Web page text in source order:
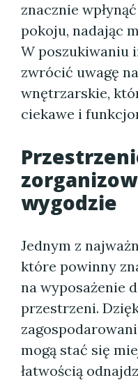
znacznie
pokoju, nadając
W poszukiwaniu
zwrócić uwagę
wnętrzarskie,
ciekawe i
wygodzie
Jednym z
które powinny
na wyposażenie
przestrzeni.
mogą stać się
łatwością